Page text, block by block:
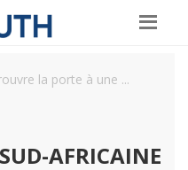
la porte à une ...
AFRICAINE